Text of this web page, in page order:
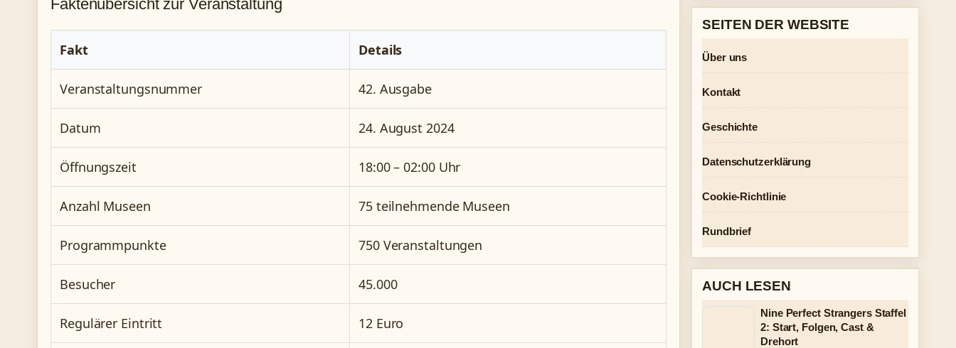
Faktenübersicht zur Veranstaltung
Fakt Details
Veranstaltungsnummer 42. Ausgabe
Datum 24. August 2024
Öffnungszeit 18:00 – 02:00 Uhr
Anzahl Museen 75 teilnehmende Museen
Programmpunkte 750 Veranstaltungen
Besucher 45.000
Regulärer Eintritt 12 Euro
SEITEN DER WEBSITE
Über uns
Kontakt
Geschichte
Datenschutzerklärung
Cookie-Richtlinie
Rundbrief
AUCH LESEN
Nine Perfect Strangers Staffel
2: Start, Folgen, Cast &
Drehort